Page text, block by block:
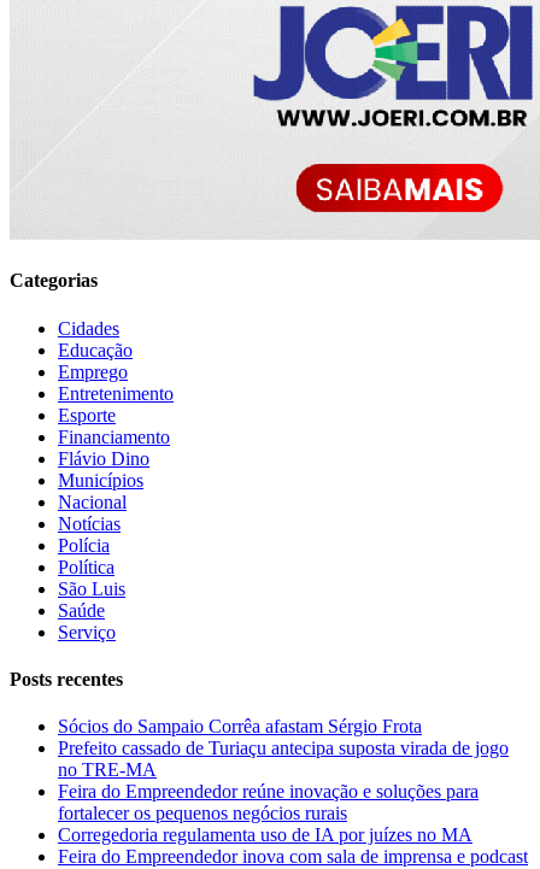
Categorias
Cidades
Educação
Emprego
Entretenimento
Esporte
Financiamento
Flávio Dino
Municípios
Nacional
Notícias
Polícia
Política
São Luis
Saúde
Serviço
Posts recentes
Sócios do Sampaio Corrêa afastam Sérgio Frota
Prefeito cassado de Turiaçu antecipa suposta virada de jogo
no TRE-MA
Feira do Empreendedor reúne inovação e soluções para
fortalecer os pequenos negócios rurais
Corregedoria regulamenta uso de IA por juízes no MA
Feira do Empreendedor inova com sala de imprensa e podcast